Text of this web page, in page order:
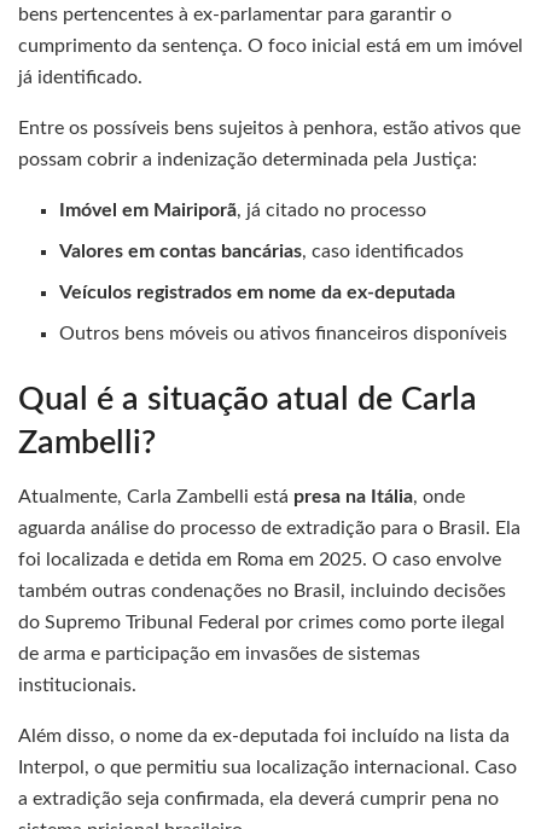
bens pertencentes à ex-parlamentar para garantir o
cumprimento da sentença. O foco inicial está em um imóvel
já identificado.
Entre os possíveis bens sujeitos à penhora, estão ativos que
possam cobrir a indenização determinada pela Justiça:
Imóvel em Mairiporã, já citado no processo
Valores em contas bancárias, caso identificados
Veículos registrados em nome da ex-deputada
Outros bens móveis ou ativos financeiros disponíveis
Qual é a situação atual de Carla
Zambelli?
Atualmente, Carla Zambelli está presa na Itália, onde
aguarda análise do processo de extradição para o Brasil. Ela
foi localizada e detida em Roma em 2025. O caso envolve
também outras condenações no Brasil, incluindo decisões
do Supremo Tribunal Federal por crimes como porte ilegal
de arma e participação em invasões de sistemas
institucionais.
Além disso, o nome da ex-deputada foi incluído na lista da
Interpol, o que permitiu sua localização internacional. Caso
a extradição seja confirmada, ela deverá cumprir pena no